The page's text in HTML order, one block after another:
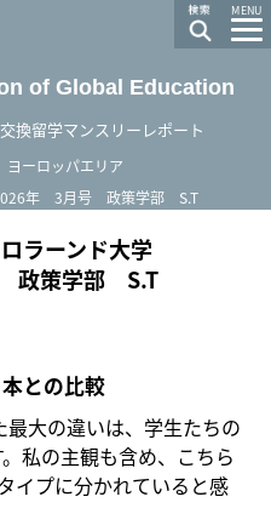
MENU
of Global Education
換留学マンスリーレポート
ヨーロッパエリア
年 3月号 政策学部 S.T
ラーンド大学
策学部 S.T
との比較
最大の違いは、学生たちの
私の主観も含め、こちら
イプに分かれていると感